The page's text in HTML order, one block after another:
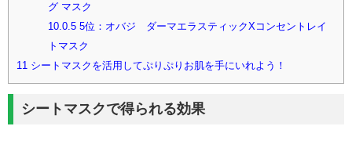
グ マスク
10.0.55位：オバジ ダーマエラスティックXコンセントレイ
トマスク
11 シートマスクを活用してぷりぷりお肌を手にいれよう！
シートマスクで得られる効果